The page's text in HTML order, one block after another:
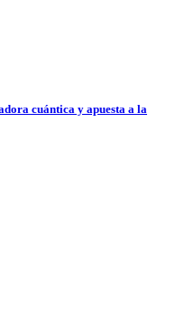
cuántica y apuesta a la